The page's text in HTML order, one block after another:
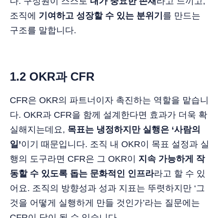
조직에 기여하고 성장할 수 있는 분위기 를 만드는
구조를 말합니다.
1.2 OKR과 CFR
CFR은 OKR의 파트너이자 촉진하는 역할을 맡습니
다. OKR과 CFR을 함께 설계한다면 효과가 더욱 확
실해지는데요, 목표는 냉정하지만 실행은 ‘사람의
일’이기 때문입니다. 조직 내 OKR이 목표 설정과 실
행의 도구라면 CFR은 그 OKR이 지속 가능하게 작
동할 수 있도록 돕는 문화적인 인프라라고 할 수 있
어요. 조직의 방향성과 성과 지표는 뚜렷하지만 ‘그
것을 어떻게 실행하게 만들 것인가’라는 질문에는